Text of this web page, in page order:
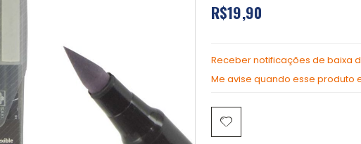
R$19,90
Receber notificações de baixa
Me avise quando esse produto